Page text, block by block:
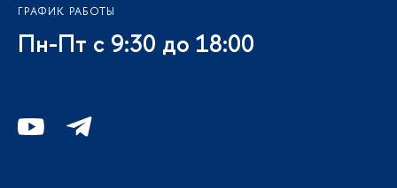
ГРАФИК РАБОТЫ
Пн-Пт с 9:30 до 18:00